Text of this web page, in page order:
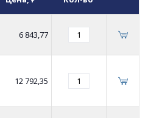
6 843,77
12 792,35